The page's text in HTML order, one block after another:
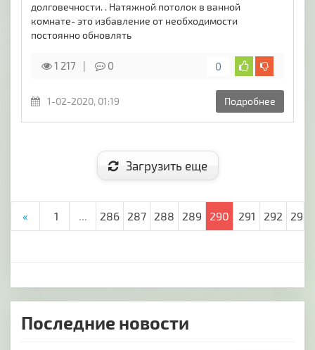
долговечности. . Натяжной потолок в ванной
комнате- это избавление от необходимости
постоянно обновлять
1 217 0 0
1-02-2020, 01:19 Подробнее
Загрузить еще
« 1 ... 286 287 288 289 290 291 292 293
Последние новости